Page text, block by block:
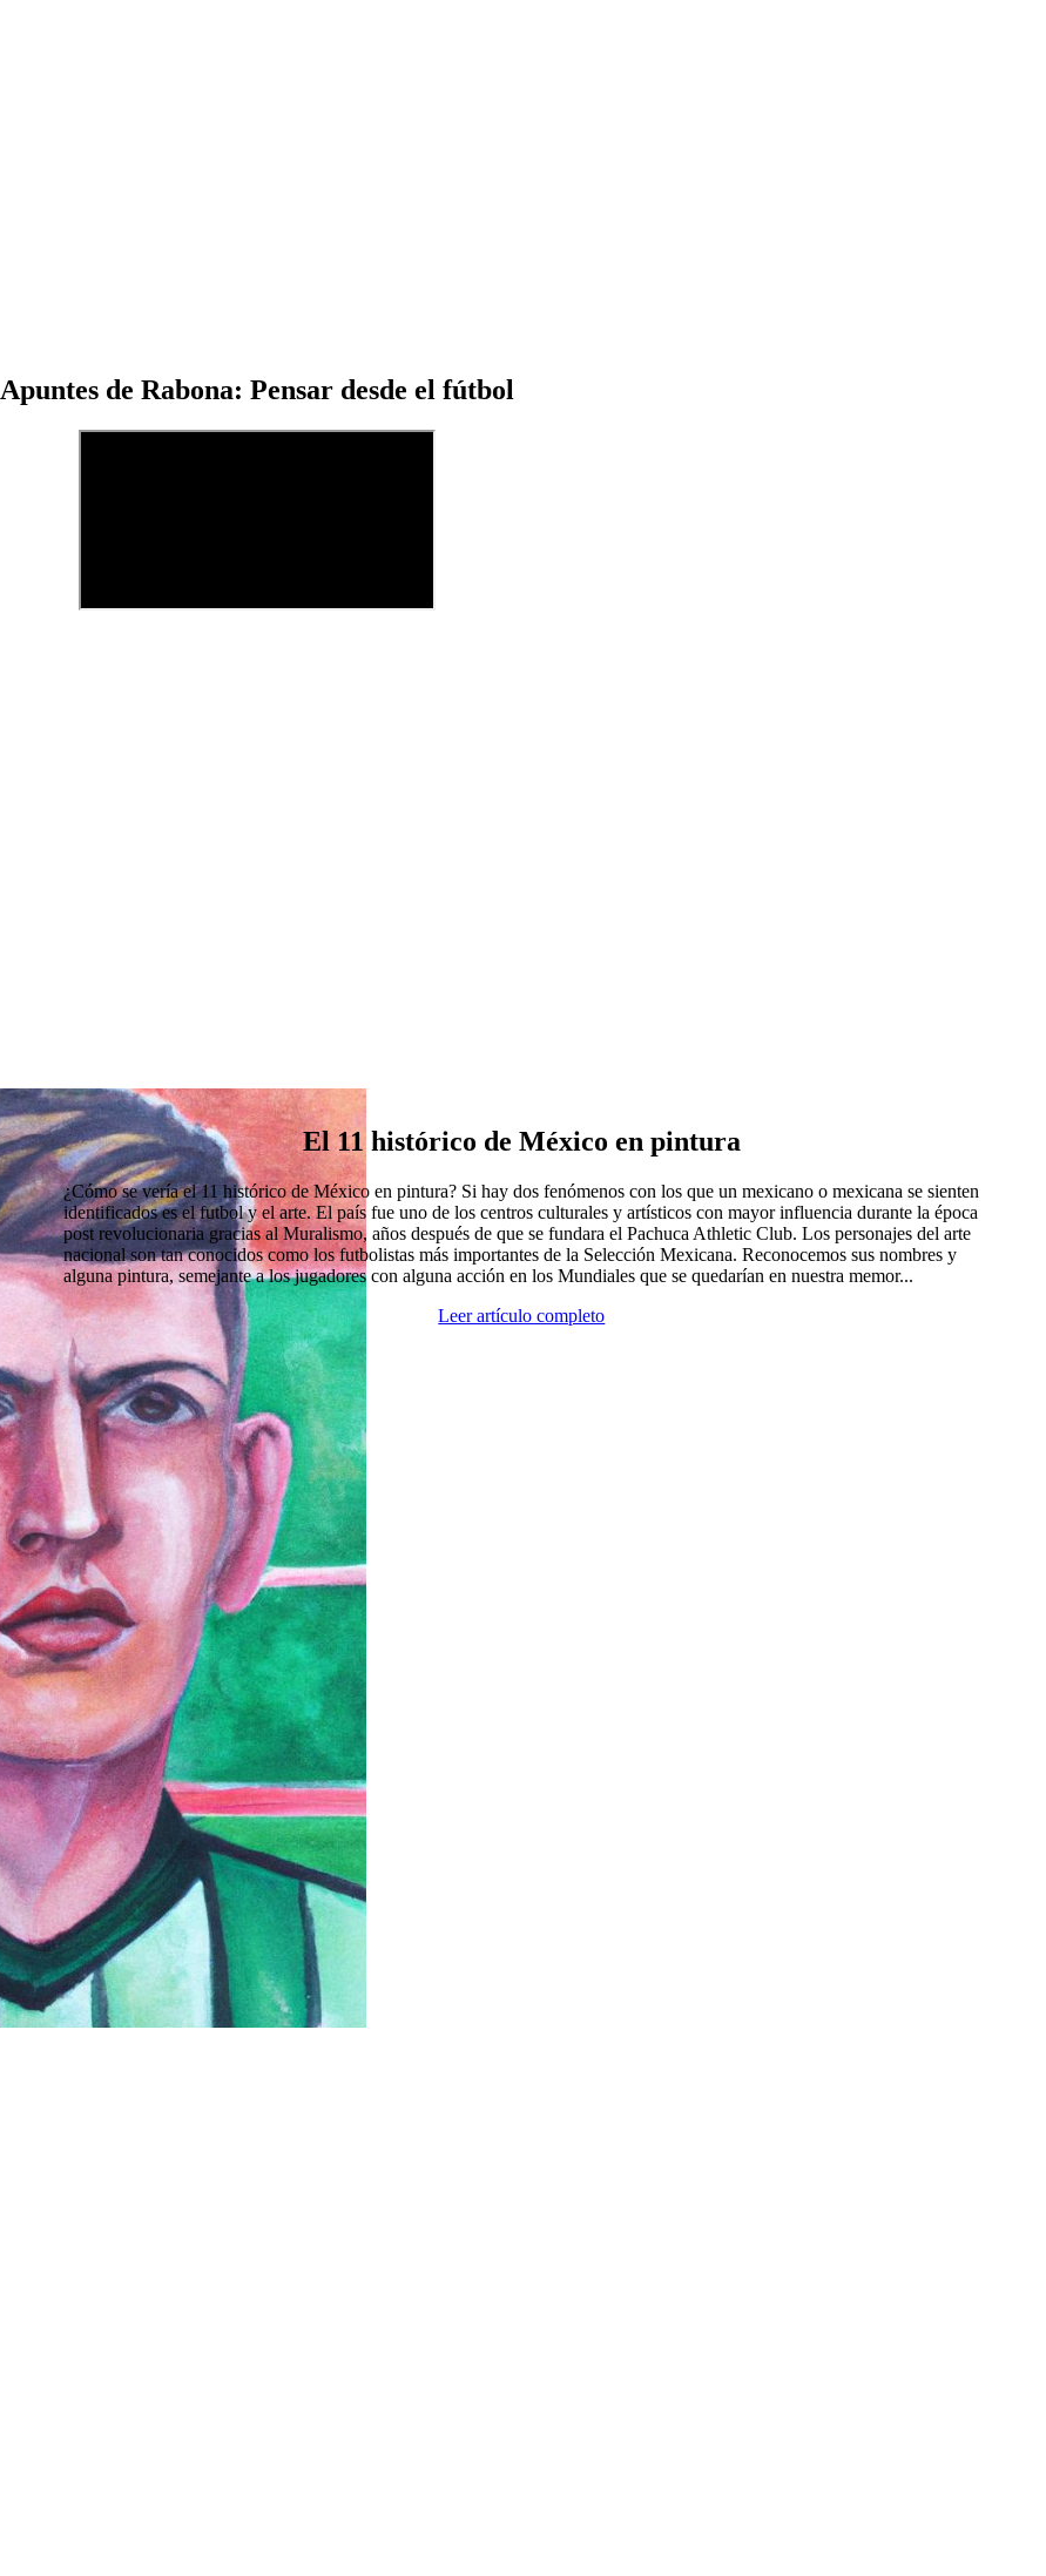
Apuntes de Rabona: Pensar desde el fútbol
El 11 histórico de México en pintura
¿Cómo se vería el 11 histórico de México en pintura? Si hay dos fenómenos con los que un mexicano o mexicana se sienten
identificados es el futbol y el arte. El país fue uno de los centros culturales y artísticos con mayor influencia durante la época
post revolucionaria gracias al Muralismo, años después de que se fundara el Pachuca Athletic Club. Los personajes del arte
nacional son tan conocidos como los futbolistas más importantes de la Selección Mexicana. Reconocemos sus nombres y
alguna pintura, semejante a los jugadores con alguna acción en los Mundiales que se quedarían en nuestra memor...
Leer artículo completo